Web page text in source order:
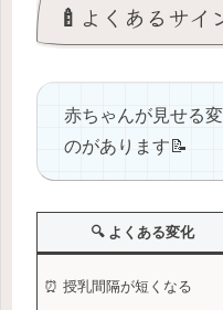
🍼よくあるサイ
赤ちゃんが見せる
のがあります📝
🔍 よくある変化
⏰ 授乳間隔が短くなる